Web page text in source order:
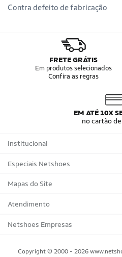
Contra defeito de fabricação
FRETE GRÁTIS
Em produtos selecionados
Confira as regras
EM ATÉ 10X
no cartão
Institucional
Sobre a Netshoes
Política de Privacidade
Programa de Afiliados
Regulamentos
Especiais Netshoes
Suplementos
Corrida
Bicicletas
Mapas do Site
Marcas
Tipos de Produtos
Atendimento
Trocas e devoluções
Netshoes Empresas
Copyright © 2000 - 2026